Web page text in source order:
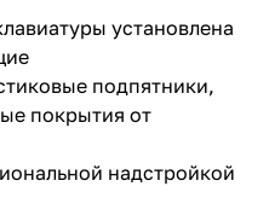
установлена
подпятники,
покрытия от
надстройкой